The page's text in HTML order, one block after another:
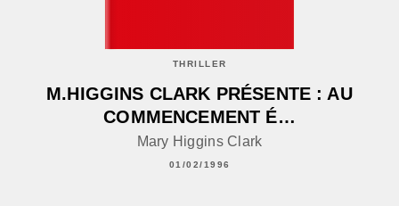
THRILLER
M.HIGGINS CLARK PRÉSENTE : AU
COMMENCEMENT É…
Mary Higgins Clark
01/02/1996